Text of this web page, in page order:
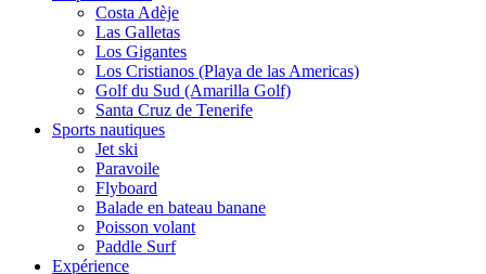
Costa Adèje
Las Galletas
Los Gigantes
Los Cristianos (Playa de las Americas)
Golf du Sud (Amarilla Golf)
Santa Cruz de Tenerife
Sports nautiques
Jet ski
Paravoile
Flyboard
Balade en bateau banane
Poisson volant
Paddle Surf
Expérience